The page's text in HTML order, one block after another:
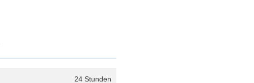
24 Stunden